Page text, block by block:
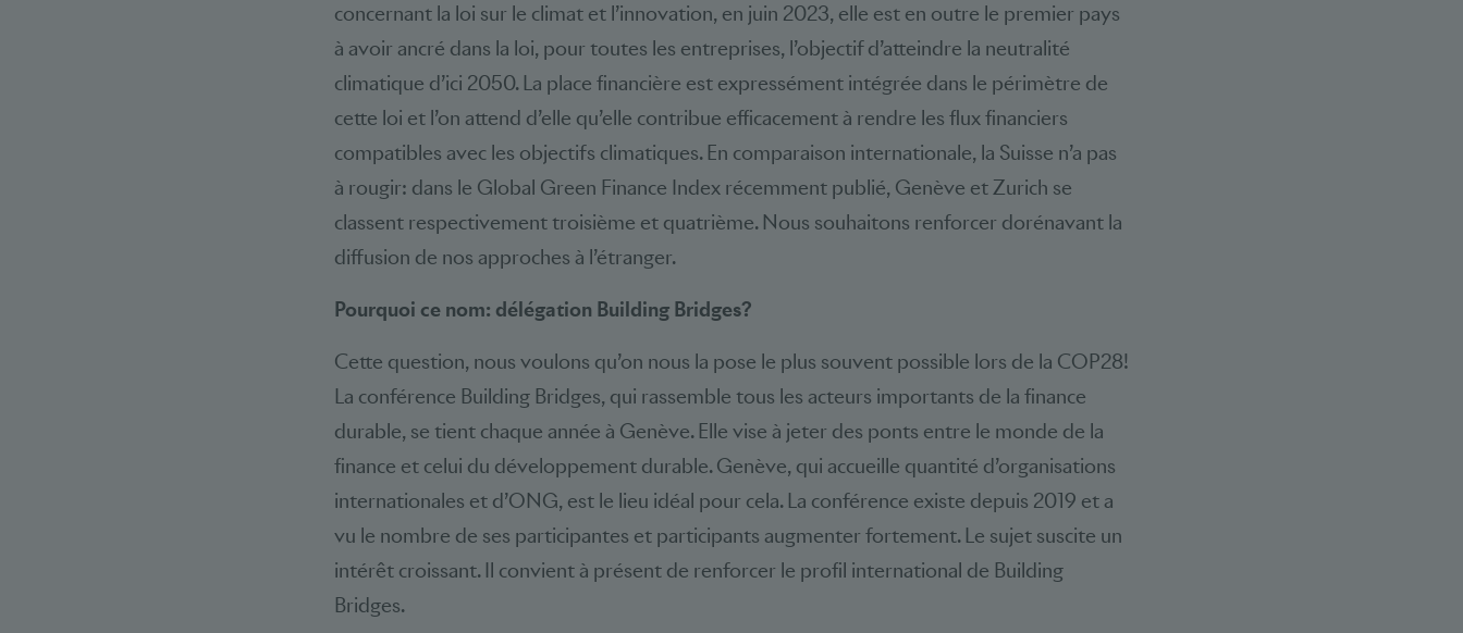
concernant la loi sur le climat et l’innovation, en juin 2023, elle est en outre le premier pays
à avoir ancré dans la loi, pour toutes les entreprises, l’objectif d’atteindre la neutralité
climatique d’ici 2050. La place financière est expressément intégrée dans le périmètre de
cette loi et l’on attend d’elle qu’elle contribue efficacement à rendre les flux financiers
compatibles avec les objectifs climatiques. En comparaison internationale, la Suisse n’a pas
à rougir: dans le Global Green Finance Index récemment publié, Genève et Zurich se
classent respectivement troisième et quatrième. Nous souhaitons renforcer dorénavant la
diffusion de nos approches à l’étranger.
Pourquoi ce nom: délégation Building Bridges?
Cette question, nous voulons qu’on nous la pose le plus souvent possible lors de la COP28!
La conférence Building Bridges, qui rassemble tous les acteurs importants de la finance
durable, se tient chaque année à Genève. Elle vise à jeter des ponts entre le monde de la
finance et celui du développement durable. Genève, qui accueille quantité d’organisations
internationales et d’ONG, est le lieu idéal pour cela. La conférence existe depuis 2019 et a
vu le nombre de ses participantes et participants augmenter fortement. Le sujet suscite un
intérêt croissant. Il convient à présent de renforcer le profil international de Building
Bridges.